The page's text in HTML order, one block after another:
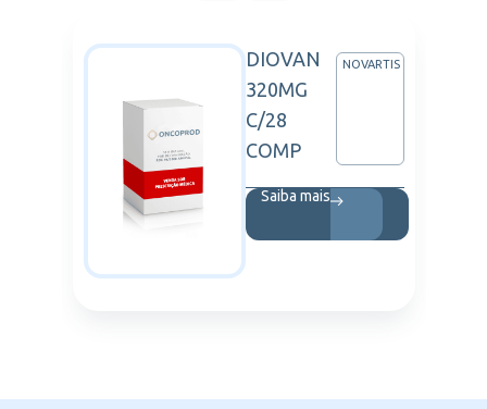
DIOVAN
320MG
C/28
COMP
NOVARTIS
Saiba mais